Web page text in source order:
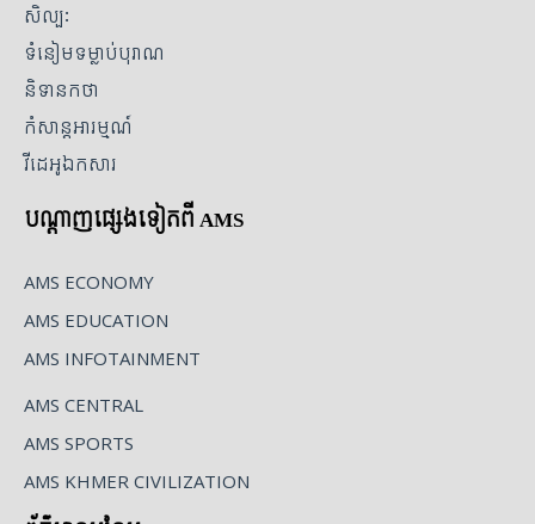
សិល្បៈ
ទំនៀមទម្លាប់បុរាណ
និទានកថា
កំសាន្តអារម្មណ៍
វីដេអូឯកសារ
បណ្ដាញផ្សេងទៀតពី AMS
AMS ECONOMY
AMS EDUCATION
AMS INFOTAINMENT
AMS CENTRAL
AMS SPORTS
AMS KHMER CIVILIZATION